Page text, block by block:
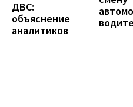
ДВС:
объяснение
аналитиков